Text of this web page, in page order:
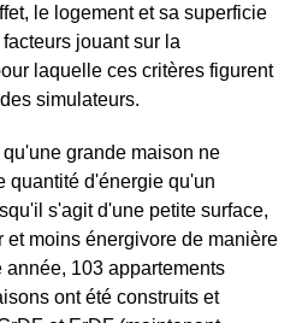
le logement et sa superficie
jouant sur la
laquelle ces critères figurent
simulateurs.
grande maison ne
quantité d'énergie qu'un
s'agit d'une petite surface,
et moins énergivore de manière
103 appartements
ont été construits et